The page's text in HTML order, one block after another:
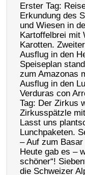
Erster Tag:
Erkundung des
und Wiesen in
Kartoffelbrei mit
Karotten.
Ausflug in den
Speiseplan
zum Amazonas
Ausflug in den
Verduras con
Tag: Der Zirkus
Zirkusspätzle
Lasst uns
Lunchpaketen.
– Auf zum
Heute gab es –
schöner“!
die Schweizer